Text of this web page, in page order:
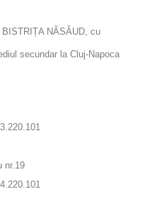
NĂSĂUD, cu
secundar la Cluj-Napoca